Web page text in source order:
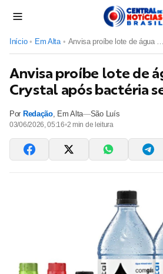
Início • Em Alta • Anvisa proíbe lote de água mineral Crystal após bactéria ser...
Anvisa proíbe lote de
Crystal após bactéria
Por Redação, Em Alta—São Luís
03/06/2026, 05:16•2 min de leitura